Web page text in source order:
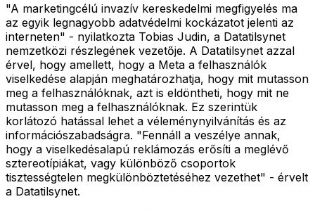
"A marketingcélú invazív kereskedelmi megfigyelés ma
az egyik legnagyobb adatvédelmi kockázatot jelenti az
interneten" - nyilatkozta Tobias Judin, a Datatilsynet
nemzetközi részlegének vezetője. A Datatilsynet azzal
érvel, hogy amellett, hogy a Meta a felhasználók
viselkedése alapján meghatározhatja, hogy mit mutasson
meg a felhasználóknak, azt is eldöntheti, hogy mit ne
mutasson meg a felhasználóknak. Ez szerintük
korlátozó hatással lehet a véleménynyilvánítás és az
információszabadságra. "Fennáll a veszélye annak,
hogy a viselkedésalapú reklámozás erősíti a meglévő
sztereotípiákat, vagy különböző csoportok
tisztességtelen megkülönböztetéséhez vezethet" - érvelt
a Datatilsynet.